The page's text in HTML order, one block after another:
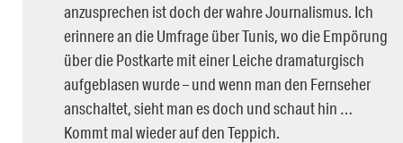
anzusprechen ist doch der wahre Journalismus. Ich
erinnere an die Umfrage über Tunis, wo die Empörung
über die Postkarte mit einer Leiche dramaturgisch
aufgeblasen wurde – und wenn man den Fernseher
anschaltet, sieht man es doch und schaut hin …
Kommt mal wieder auf den Teppich.